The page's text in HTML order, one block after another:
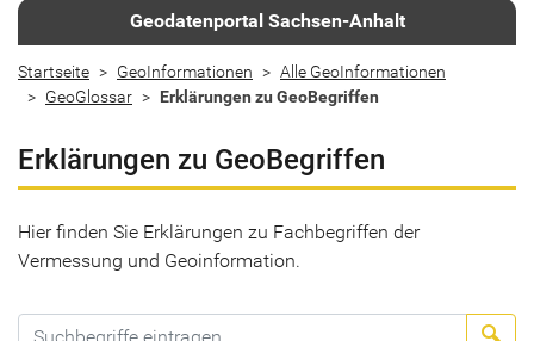
Geodatenportal Sachsen-Anhalt
Startseite GeoInformationen
Alle GeoInformationen
GeoGlossar
Erklärungen zu GeoBegriffen
Erklärungen zu GeoBegriffen
Hier finden Sie Erklärungen zu Fachbegriffen der
Vermessung und Geoinformation.